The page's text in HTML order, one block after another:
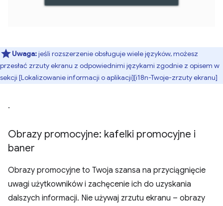
Uwaga:jeśli rozszerzenie obsługuje wiele języków, możesz
przesłać zrzuty ekranu z odpowiednimi językami zgodnie z opisem w
sekcji [Lokalizowanie informacji o aplikacji][i18n-Twoje-zrzuty ekranu]
.
Obrazy promocyjne: kafelki promocyjne i
baner
Obrazy promocyjne to Twoja szansa na przyciągnięcie
uwagi użytkowników i zachęcenie ich do uzyskania
dalszych informacji. Nie używaj zrzutu ekranu – obrazy